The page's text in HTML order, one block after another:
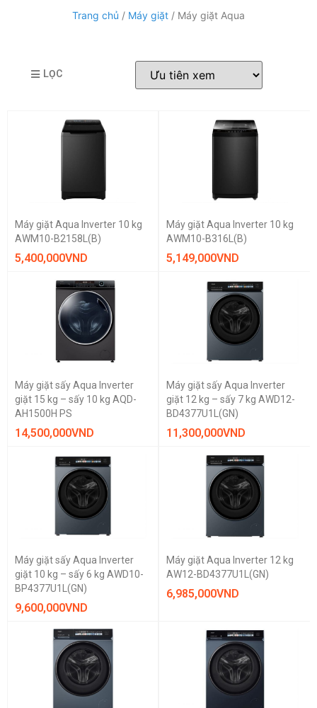
Trang chủ / Máy giặt / Máy giặt Aqua
LỌC
Máy giặt Aqua Inverter 10 kg
AWM10-B2158L(B)
5,400,000VND
Máy giặt Aqua Inverter 10 kg
AWM10-B316L(B)
5,149,000VND
Máy giặt sấy Aqua Inverter
giặt 15 kg – sấy 10 kg AQD-
AH1500H PS
14,500,000VND
Máy giặt sấy Aqua Inverter
giặt 12 kg – sấy 7 kg AWD12-
BD4377U1L(GN)
11,300,000VND
Máy giặt sấy Aqua Inverter
giặt 10 kg – sấy 6 kg AWD10-
BP4377U1L(GN)
9,600,000VND
Máy giặt Aqua Inverter 12 kg
AW12-BD4377U1L(GN)
6,985,000VND